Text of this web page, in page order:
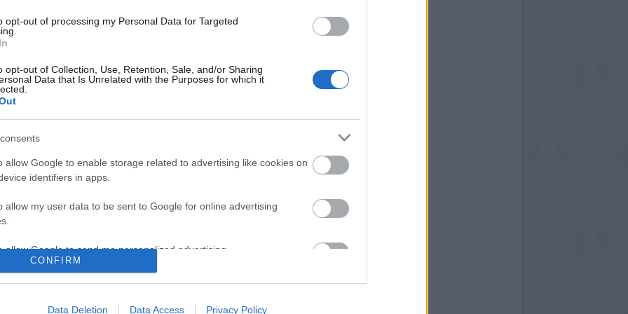
opt-out of processing my Personal Data for Targeted
opt-out of Collection, Use, Retention, Sale, and/or Sharing
Data that Is Unrelated with the Purposes for which it
allow Google to enable storage related to advertising like cookies on
identifiers in apps.
allow my user data to be sent to Google for online advertising
allow Google to send me personalized advertising.
allow Google to enable storage related to analytics like cookies on
CONFIRM
Data Deletion Data Access Privacy Policy
munkák.
FONÓS LEMEZ
LETT AZ ÉV
JAZZ ALBUMA
TRIOLINA FOLK
VONÁSOK
KONCERT
DUPLA
SONORO 20 &